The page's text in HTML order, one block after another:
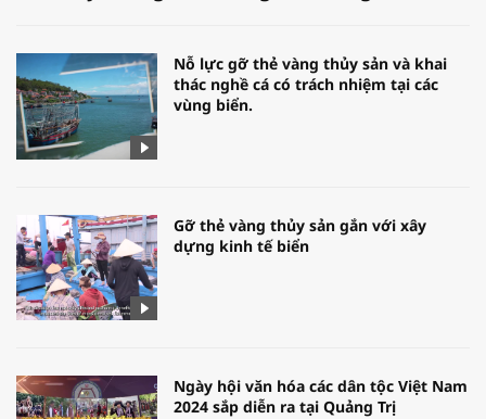
Nỗ lực gỡ thẻ vàng thủy sản và khai
thác nghề cá có trách nhiệm tại các
vùng biển.
Gỡ thẻ vàng thủy sản gắn với xây
dựng kinh tế biển
Ngày hội văn hóa các dân tộc Việt Nam
2024 sắp diễn ra tại Quảng Trị